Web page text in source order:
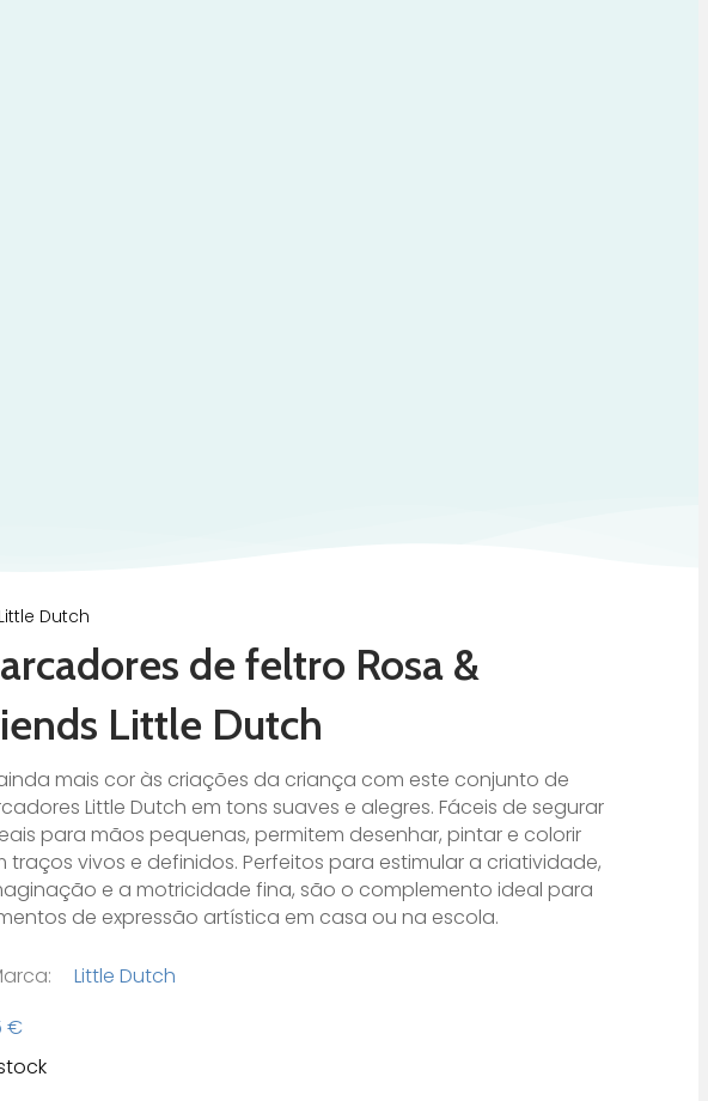
Dutch
de feltro Rosa &
Little Dutch
mais cor às criações da criança com este conjunto de
Little Dutch em tons suaves e alegres. Fáceis de segurar
para mãos pequenas, permitem desenhar, pintar e colorir
traços vivos e definidos. Perfeitos para estimular a criatividade,
e a motricidade fina, são o complemento ideal para
de expressão artística em casa ou na escola.
Little Dutch
€